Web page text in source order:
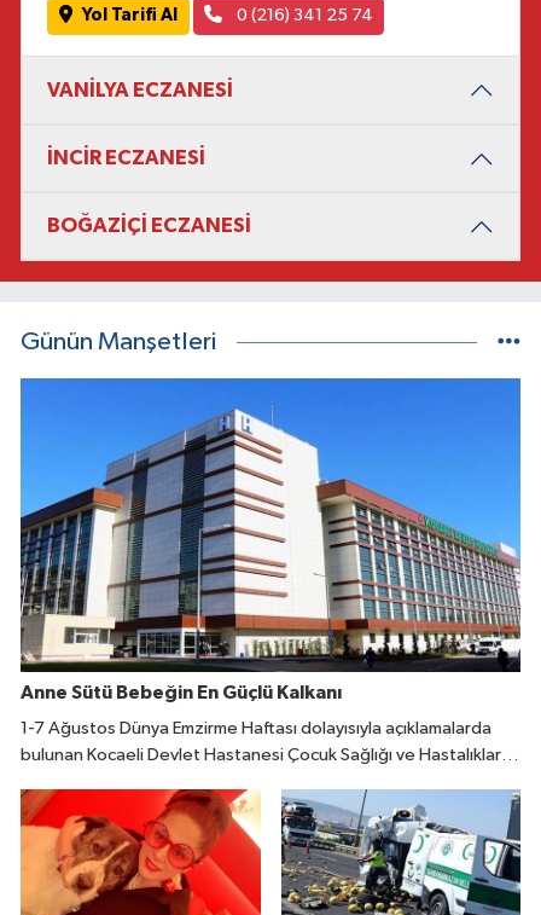
Yol Tarifi Al 0 (216) 341 25 74
VANİLYA ECZANESİ
İNCİR ECZANESİ
BOĞAZİÇİ ECZANESİ
Günün Manşetleri
Anne Sütü Bebeğin En Güçlü Kalkanı
1-7 Ağustos Dünya Emzirme Haftası dolayısıyla açıklamalarda
bulunan Kocaeli Devlet Hastanesi Çocuk Sağlığı ve Hastalıkları
içinde emzirmeye başlanmasının büyük önem taşıdığını belirtti.